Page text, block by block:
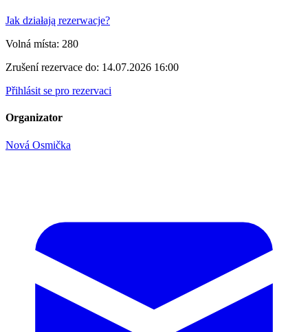
Jak działają rezerwacje?
Volná místa: 280
Zrušení rezervace do: 14.07.2026 16:00
Přihlásit se pro rezervaci
Organizator
Nová Osmička